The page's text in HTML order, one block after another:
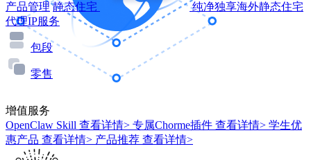
产品管理 静态住宅
纯净独享海外静态住宅
代理IP服务
包段
零售
增值服务
OpenClaw Skill 查看详情> 专属Chorme插件 查看详情> 学生优
惠产品 查看详情> 产品推荐 查看详情>